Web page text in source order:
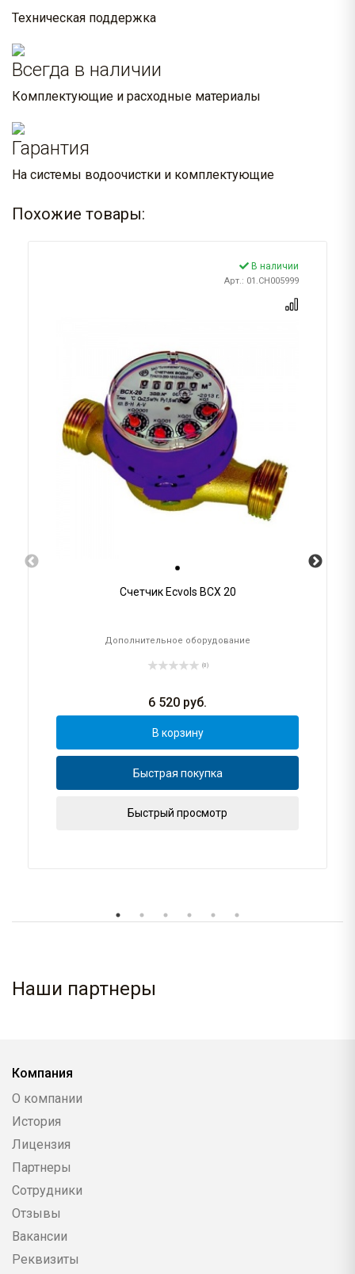
Техническая поддержка
Всегда в наличии
Комплектующие и расходные материалы
Гарантия
На системы водоочистки и комплектующие
Похожие товары:
В наличии
Арт.: 01.CH005999
Счетчик Ecvols ВСХ 20
Дополнительное оборудование
(0)
6 520 руб.
В корзину
Быстрая покупка
Быстрый просмотр
Наши партнеры
Компания
О компании
История
Лицензия
Партнеры
Сотрудники
Отзывы
Вакансии
Реквизиты